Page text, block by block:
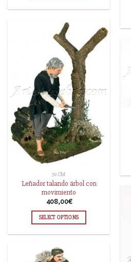
30 CM
Leñador talando árbol con
movimiento
408,00€
SELECT OPTIONS